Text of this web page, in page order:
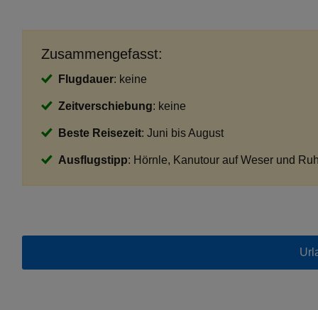
Zusammengefasst:
Flugdauer: keine
Zeitverschiebung: keine
Beste Reisezeit: Juni bis August
Ausflugstipp: Hörnle, Kanutour auf Weser und